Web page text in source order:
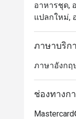
อาหารชุด,
แปลกใหม่,
ภาษาบริก
ภาษาอังกฤ
ช่องทางก